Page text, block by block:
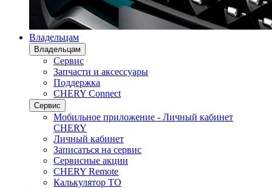
Владельцам
Владельцам
Сервис
Запчасти и аксессуары
Поддержка
CHERY Connect
Сервис
Мобильное приложение - Личный кабинет
CHERY
Личный кабинет
Записаться на сервис
Сервисные акции
CHERY Remote
Калькулятор ТО